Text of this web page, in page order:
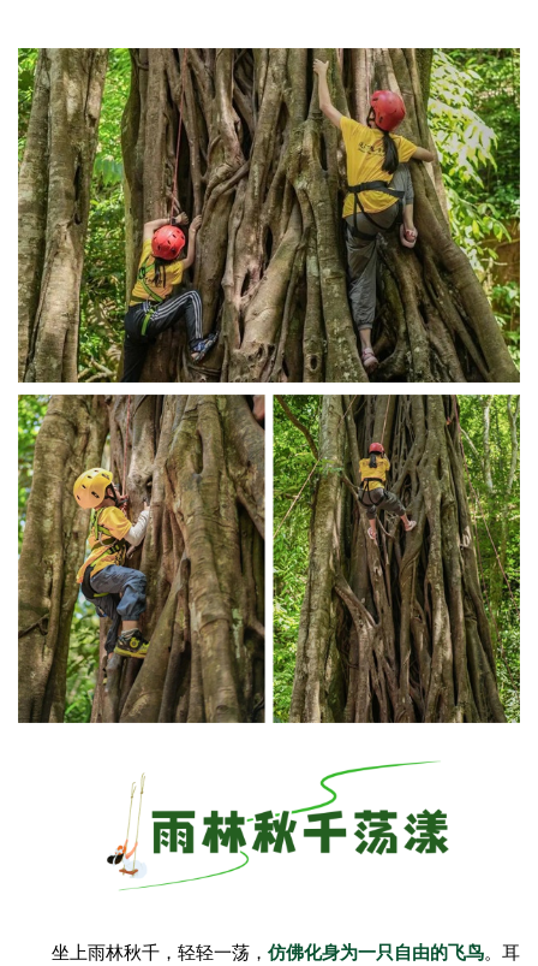
坐上雨林秋千，轻轻一荡， 仿佛化身为一只自由的飞鸟。耳